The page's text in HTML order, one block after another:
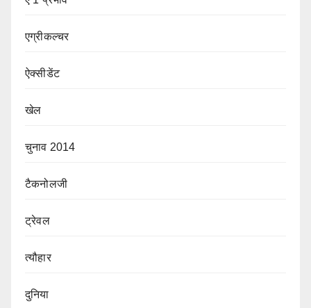
एग्रीकल्चर
ऐक्सीडेंट
खेल
चुनाव 2014
टैकनोलजी
ट्रेवल
त्यौहार
दुनिया